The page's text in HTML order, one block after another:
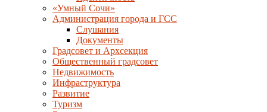
«Умный Сочи»
Администрация города и ГСС
Слушания
Документы
Градсовет и Архсекция
Общественный градсовет
Недвижимость
Инфраструктура
Развитие
Туризм